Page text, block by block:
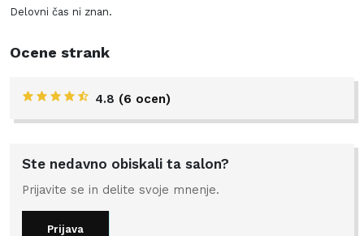
Delovni čas ni znan.
Ocene strank
4.8 (6 ocen)
Ste nedavno obiskali ta salon?
Prijavite se in delite svoje mnenje.
Prijava